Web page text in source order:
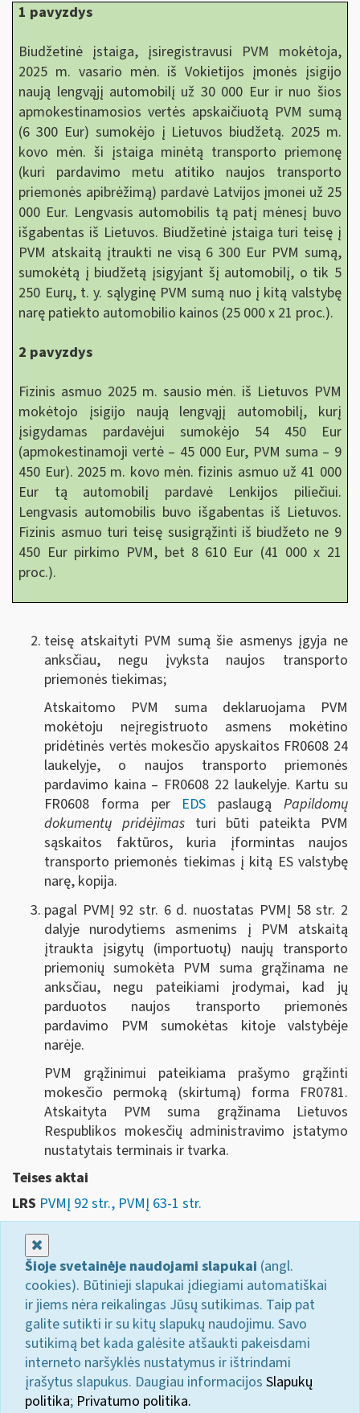
1 pavyzdys
Biudžetinė įstaiga, įsiregistravusi PVM mokėtoja,
2025 m. vasario mėn. iš Vokietijos įmonės įsigijo
naują lengvąjį automobilį už 30 000 Eur ir nuo šios
apmokestinamosios vertės apskaičiuotą PVM sumą
(6 300 Eur) sumokėjo į Lietuvos biudžetą. 2025 m.
kovo mėn. ši įstaiga minėtą transporto priemonę
(kuri pardavimo metu atitiko naujos transporto
priemonės apibrėžimą) pardavė Latvijos įmonei už 25
000 Eur. Lengvasis automobilis tą patį mėnesį buvo
išgabentas iš Lietuvos. Biudžetinė įstaiga turi teisę į
PVM atskaitą įtraukti ne visą 6 300 Eur PVM sumą,
sumokėtą į biudžetą įsigyjant šį automobilį, o tik 5
250 Eurų, t. y. sąlyginę PVM sumą nuo į kitą valstybę
narę patiekto automobilio kainos (25 000 x 21 proc.).
2 pavyzdys
Fizinis asmuo 2025 m. sausio mėn. iš Lietuvos PVM
mokėtojo įsigijo naują lengvąjį automobilį, kurį
įsigydamas pardavėjui sumokėjo 54 450 Eur
(apmokestinamoji vertė – 45 000 Eur, PVM suma – 9
450 Eur). 2025 m. kovo mėn. fizinis asmuo už 41 000
Eur tą automobilį pardavė Lenkijos piliečiui.
Lengvasis automobilis buvo išgabentas iš Lietuvos.
Fizinis asmuo turi teisę susigrąžinti iš biudžeto ne 9
450 Eur pirkimo PVM, bet 8 610 Eur (41 000 x 21
proc.).
teisę atskaityti PVM sumą šie asmenys įgyja ne
anksčiau, negu įvyksta naujos transporto
priemonės tiekimas;
Atskaitomo PVM suma deklaruojama PVM
mokėtoju neįregistruoto asmens mokėtino
pridėtinės vertės mokesčio apyskaitos FR0608 24
laukelyje, o naujos transporto priemonės
pardavimo kaina – FR0608 22 laukelyje. Kartu su
FR0608 forma per EDS paslaugąPapildomų
dokumentų pridėjimasturi būti pateikta PVM
sąskaitos faktūros, kuria įformintas naujos
transporto priemonės tiekimas į kitą ES valstybę
narę, kopija.
pagal PVMĮ 92 str. 6 d. nuostatas PVMĮ 58 str. 2
dalyje nurodytiems asmenims į PVM atskaitą
įtraukta įsigytų (importuotų) naujų transporto
priemonių sumokėta PVM suma grąžinama ne
anksčiau, negu pateikiami įrodymai, kad jų
parduotos naujos transporto priemonės
pardavimo PVM sumokėtas kitoje valstybėje
narėje.
PVM grąžinimui pateikiama prašymo grąžinti
mokesčio permoką (skirtumą) forma FR0781.
Atskaityta PVM suma grąžinama Lietuvos
Respublikos mokesčių administravimo įstatymo
nustatytais terminais ir tvarka.
Teises aktai
LRS PVMĮ 92 str., PVMĮ 63-1 str.
Šioje svetainėje naudojami slapukai (angl.
cookies). Būtinieji slapukai įdiegiami automatiškai
ir jiems nėra reikalingas Jūsų sutikimas. Taip pat
galite sutikti ir su kitų slapukų naudojimu. Savo
sutikimą bet kada galėsite atšaukti pakeisdami
interneto naršyklės nustatymus ir ištrindami
įrašytus slapukus. Daugiau informacijos Slapukų
politika; Privatumo politika.